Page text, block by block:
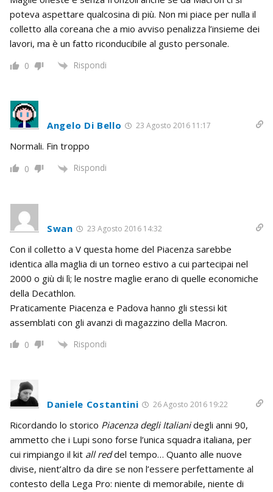
poteva aspettare qualcosina di più. Non mi piace per nulla il
colletto alla coreana che a mio avviso penalizza l’insieme dei
lavori, ma è un fatto riconducibile al gusto personale.
0 Rispondi
Angelo Di Bello 23 Agosto 2016 11:17
Normali. Fin troppo
0 Rispondi
Swan 23 Agosto 2016 14:32
Con il colletto a V questa home del Piacenza sarebbe
identica alla maglia di un torneo estivo a cui partecipai nel
2000 o giù di lì; le nostre maglie erano di quelle economiche
della Decathlon.
Praticamente Piacenza e Padova hanno gli stessi kit
assemblati con gli avanzi di magazzino della Macron.
0 Rispondi
Daniele Costantini 26 Agosto 2016 19:22
Ricordando lo storico Piacenza degli Italianidegli anni 90,
ammetto che i Lupi sono forse l’unica squadra italiana, per
cui rimpiango il kit all reddel tempo… Quanto alle nuove
divise, nient’altro da dire se non l’essere perfettamente al
contesto della Lega Pro: niente di memorabile, niente di